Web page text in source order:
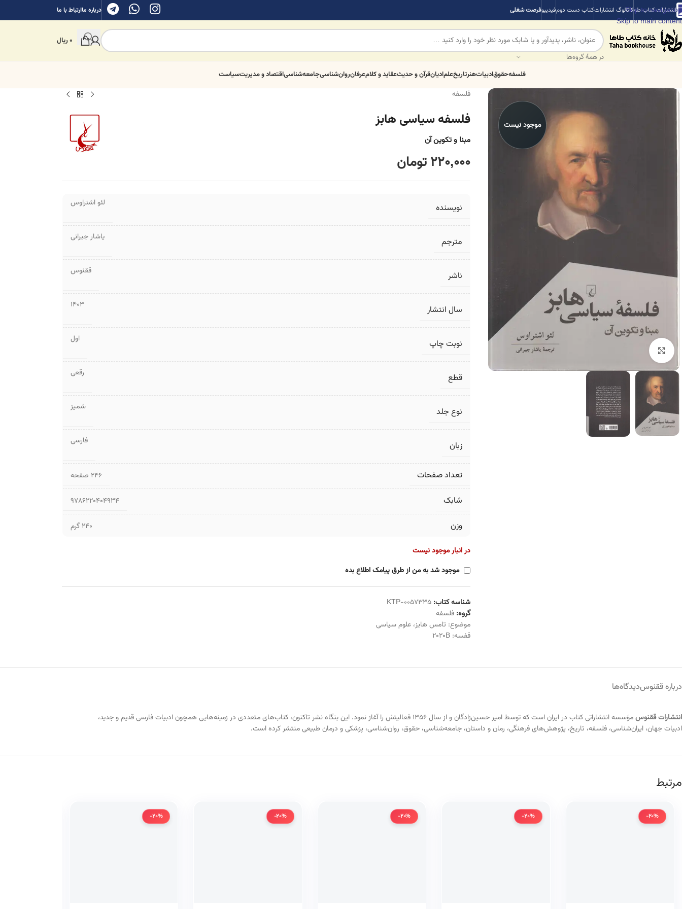
Skip to navigation
Skip to main content
انتشارات کتاب طهکاتالوگ انتشاراتکتاب دست دومفیدیبوفرصت شغلی درباره ماارتباط با ما
در همهٔ گروه‌ها
0ریال
فلسفهحقوقادبیاتهنرتاریخعلمادیانقرآن و حدیثعقاید و کلامعرفانروان‌شناسیجامعه‌شناسیاقتصاد و مدیریتسیاست
موجود نیست
فلسفه
فلسفه سیاسی هابز
مبنا و تکوین آن
220,000 تومان
نویسنده لئو اشتراوس
مترجم یاشار جیرانی
ناشر ققنوس
سال انتشار 1403
نوبت چاپ اول
قطع رقعی
نوع جلد شمیز
زبان فارسی
تعداد صفحات ۲۴۶ صفحه
شابک 9786220404934
وزن 240 گرم
در انبار موجود نیست
موجود شد به من از طرق پیامک اطلاع بده
شناسه کتاب:KTP-0057335
گروه: فلسفه
موضوع: تامس هایز،علوم سیاسی
قفسه:2020B
درباره ققنوسدیدگاه‌ها
انتشارات ققنوس
مؤسسه انتشاراتی کتاب در ایران است که توسط امیر حسین‌زادگان و از سال ۱۳۵۶ فعالیتش را آغاز نمود. این بنگاه نشر تاکنون، کتاب‌های متعددی در زمینه‌هایی همچون ادبیات فارسی قدیم و جدید،
ادبیات جهان، ایران‌شناسی، فلسفه، تاریخ، پژوهش‌های فرهنگی، رمان و داستان، جامعه‌شناسی، حقوق، روان‌شناسی، پزشکی و درمان طبیعی منتشر کرده است.
مرتبط
-20%
-20%
-20%
-20%
-20%